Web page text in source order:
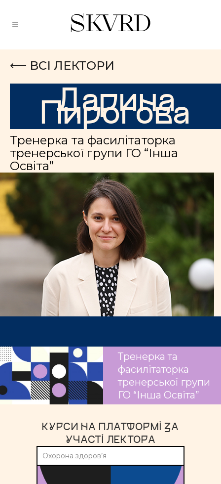
⟵ ВСІ ЛЕКТОРИ
Дарина
Пирогова
Тренерка та фасилітаторка
тренерської групи ГО “Інша
Освіта”
Тренерка та
фасилітаторка
тренерської групи
ГО “Інша Освіта”
КУРСИ НА ПЛАТФОРМІ ЗА
УЧАСТІ ЛЕКТОРА
Охорона здоров’я